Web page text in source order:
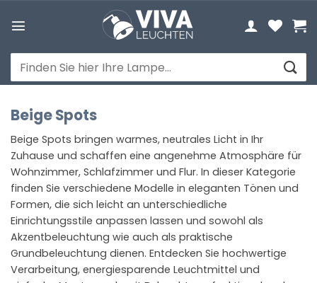
Inhalt
Suchen
nach:
Beige Spots
Beige Spots bringen warmes, neutrales Licht in Ihr
Zuhause und schaffen eine angenehme Atmosphäre für
Wohnzimmer, Schlafzimmer und Flur. In dieser Kategorie
finden Sie verschiedene Modelle in eleganten Tönen und
Formen, die sich leicht an unterschiedliche
Einrichtungsstile anpassen lassen und sowohl als
Akzentbeleuchtung wie auch als praktische
Grundbeleuchtung dienen. Entdecken Sie hochwertige
Verarbeitung, energiesparende Leuchtmittel und